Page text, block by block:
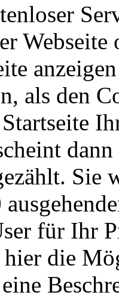
als den
Sie
für Ihr
die